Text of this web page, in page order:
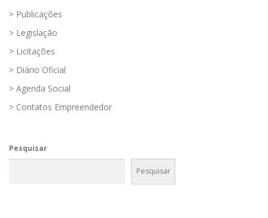
> Publicações
> Legislação
> Licitações
> Diário Oficial
> Agenda Social
> Contatos Empreendedor
Pesquisar
Pesquisar